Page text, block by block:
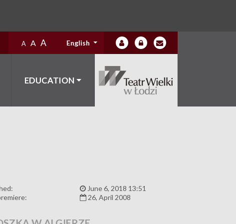
A A A English
EDUCATION
June 6, 2018 13:51
26, April 2008